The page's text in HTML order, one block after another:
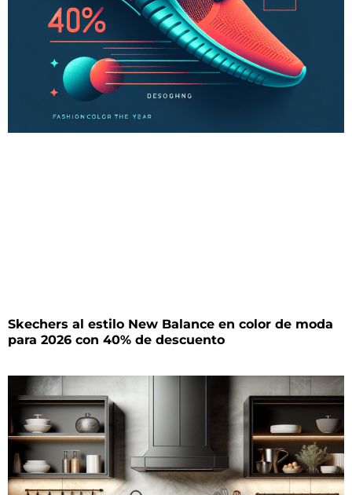
Skechers al estilo New Balance en color de moda
para 2026 con 40% de descuento